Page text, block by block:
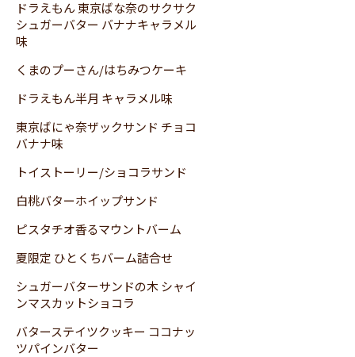
ドラえもん 東京ばな奈のサクサク
シュガーバター バナナキャラメル
味
くまのプーさん/はちみつケーキ
ドラえもん半月 キャラメル味
東京ばにゃ奈ザックサンド チョコ
バナナ味
トイストーリー/ショコラサンド
白桃バターホイップサンド
ピスタチオ香るマウントバーム
夏限定 ひとくちバーム詰合せ
シュガーバターサンドの木 シャイ
ンマスカットショコラ
バターステイツクッキー ココナッ
ツパインバター